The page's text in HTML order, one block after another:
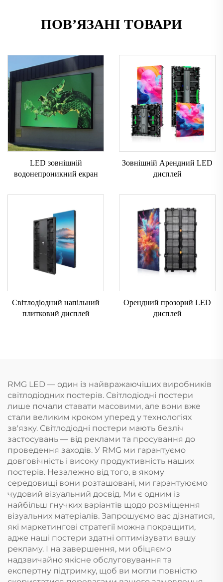
ПОВ’ЯЗАНІ ТОВАРИ
LED зовнішній
водонепроникний екран
Зовнішній Арендний LED
дисплей
Світлодіодний напільний
плитковий дисплей
Орендний прозорий LED
дисплей
RMG LED — один із найвражаючіших виробників
світлодіодних постерів. Світлодіодні постери
лише почали ставати масовими, але вони вже
стали великим кроком уперед у технологіях
зв'язку. Світлодіодні постери мають безліч
застосувань — від реклами та просування до
проведення заходів. У RMG ми гарантуємо
довговічність і високу продуктивність наших
постерів. Незалежно від того, в якому
середовищі вони розташовані, ми гарантуюємо
чудовий візуальний досвід. Ми є одним із
найбільш гнучких варіантів щодо розміщення
візуальних матеріалів. Запрошуємо вас дізнатися,
які маркетингові стратегії можна покращити,
адже наші постери здатні оптимізувати вашу
рекламу. І на завершення, ми обіцяємо
надзвичайно якісне обслуговування та
експертну підтримку, щоб ви могли повністю